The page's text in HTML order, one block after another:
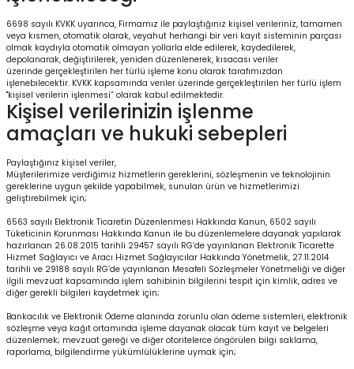
6698 sayılı KVKK uyarınca, Firmamız ile paylaştığınız kişisel verileriniz, tamamen
veya kısmen, otomatik olarak, veyahut herhangi bir veri kayıt sisteminin parçası
olmak kaydıyla otomatik olmayan yollarla elde edilerek, kaydedilerek,
depolanarak, değiştirilerek, yeniden düzenlenerek, kısacası veriler
üzerinde gerçekleştirilen her türlü işleme konu olarak tarafımızdan
işlenebilecektir. KVKK kapsamında veriler üzerinde gerçekleştirilen her türlü işlem
"kişisel verilerin işlenmesi” olarak kabul edilmektedir.
Kişisel verilerinizin işlenme
amaçları ve hukuki sebepleri
Paylaştığınız kişisel veriler,
Müşterilerimize verdiğimiz hizmetlerin gereklerini, sözleşmenin ve teknolojinin
gereklerine uygun şekilde yapabilmek, sunulan ürün ve hizmetlerimizi
geliştirebilmek için;
6563 sayılı Elektronik Ticaretin Düzenlenmesi Hakkında Kanun, 6502 sayılı
Tüketicinin Korunması Hakkında Kanun ile bu düzenlemelere dayanak yapılarak
hazırlanan 26.08.2015 tarihli 29457 sayılı RG’de yayınlanan Elektronik Ticarette
Hizmet Sağlayıcı ve Aracı Hizmet Sağlayıcılar Hakkında Yönetmelik, 27.11.2014
tarihli ve 29188 sayılı RG’de yayınlanan Mesafeli Sözleşmeler Yönetmeliği ve diğer
ilgili mevzuat kapsamında işlem sahibinin bilgilerini tespit için kimlik, adres ve
diğer gerekli bilgileri kaydetmek için;
Bankacılık ve Elektronik Ödeme alanında zorunlu olan ödeme sistemleri, elektronik
sözleşme veya kağıt ortamında işleme dayanak olacak tüm kayıt ve belgeleri
düzenlemek; mevzuat gereği ve diğer otoritelerce öngörülen bilgi saklama,
raporlama, bilgilendirme yükümlülüklerine uymak için;